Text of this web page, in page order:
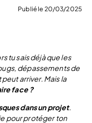
Publié le 20/03/2025
tu sais déjà que les
dépassements de
arriver. Mais la
face ?
dans un projet.
pour protéger ton